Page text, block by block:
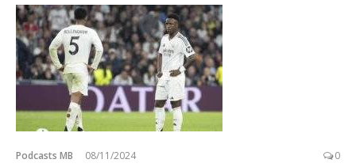
Podcasts MB 08/11/2024 0